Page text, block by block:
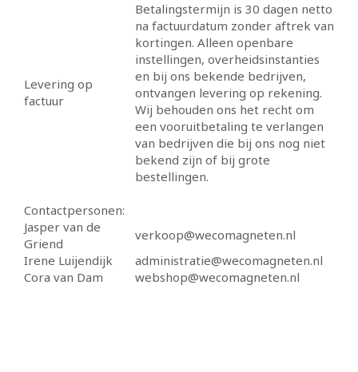
Levering op
factuur
Betalingstermijn is 30 dagen netto
na factuurdatum zonder aftrek van
kortingen. Alleen openbare
instellingen, overheidsinstanties
en bij ons bekende bedrijven,
ontvangen levering op rekening.
Wij behouden ons het recht om
een vooruitbetaling te verlangen
van bedrijven die bij ons nog niet
bekend zijn of bij grote
bestellingen.
Contactpersonen:
Jasper van de
Griend
verkoop@wecomagneten.nl
Irene Luijendijk
administratie@wecomagneten.nl
Cora van Dam
webshop@wecomagneten.nl